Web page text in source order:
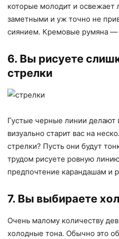
которые молодит и
заметными и уж точно не
сиянием. Кремовые румяна —
6. Вы рисуете
стрелки
Густые черные линии делают
визуально старит вас на
стрелки? Пусть они будут
трудом рисуете ровную
предпочтение карандашам и
7. Вы выбираете
Очень малому количеству
холодные тона. Обычно это